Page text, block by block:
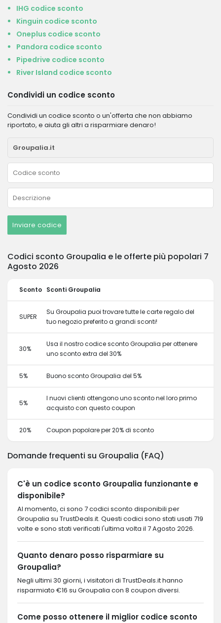
IHG codice sconto
Kinguin codice sconto
Oneplus codice sconto
Pandora codice sconto
Pipedrive codice sconto
River Island codice sconto
Condividi un codice sconto
Condividi un codice sconto o un'offerta che non abbiamo
riportato, e aiuta gli altri a risparmiare denaro!
Inviare codice
Codici sconto Groupalia e le offerte più popolari 7
Agosto 2026
Sconto Sconti Groupalia
SUPER
Su Groupalia puoi trovare tutte le carte regalo del
tuo negozio preferito a grandi sconti!
30%
Usa il nostro codice sconto Groupalia per ottenere
uno sconto extra del 30%
5% Buono sconto Groupalia del 5%
5%
I nuovi clienti ottengono uno sconto nel loro primo
acquisto con questo coupon
20% Coupon popolare per 20% di sconto
Domande frequenti su Groupalia (FAQ)
C'è un codice sconto Groupalia funzionante e
disponibile?
Al momento, ci sono 7 codici sconto disponibili per
Groupalia su TrustDeals.it. Questi codici sono stati usati 719
volte e sono stati verificati l'ultima volta il 7 Agosto 2026.
Quanto denaro posso risparmiare su
Groupalia?
Negli ultimi 30 giorni, i visitatori di TrustDeals.it hanno
risparmiato €16 su Groupalia con 8 coupon diversi.
Come posso ottenere il miglior codice sconto